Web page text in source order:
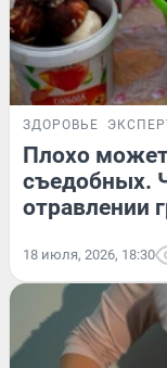
ЗДОРОВЬЕ
Плохо
съедобных.
отравлении
18 июля, 2026, 18:30